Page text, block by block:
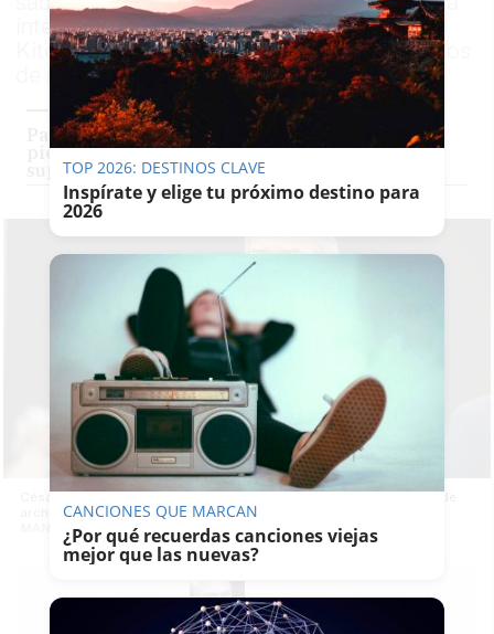
íntegramente a Cáritas y World Central
Kitchen, para que provean a los damnificados
de ropa y comida
Panaderos andaluces mandan más de 15.000
piezas a Valencia: "No hay pan en los
supermercados"
César Saldaña, presidente del Consejo Regulador, en una imagen de
archivo. -
MANU GARCÍA
C.
P.
TOP 2026: DESTINOS CLAVE
Inspírate y elige tu próximo destino para
2026
CANCIONES QUE MARCAN
¿Por qué recuerdas canciones viejas
mejor que las nuevas?